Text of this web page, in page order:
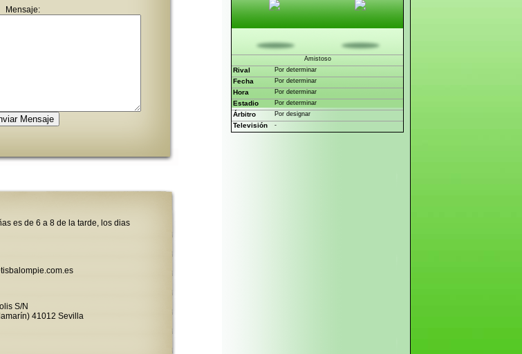
Mensaje:
es de 6 a 8 de la tarde, los dias
S/N
41012 Sevilla